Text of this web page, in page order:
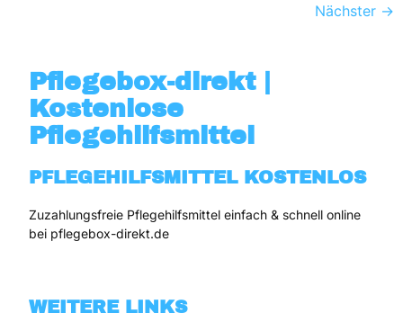
Nächster →
Pflegebox-direkt |
Kostenlose
Pflegehilfsmittel
PFLEGEHILFSMITTEL KOSTENLOS
Zuzahlungsfreie Pflegehilfsmittel einfach & schnell online
bei pflegebox-direkt.de
WEITERE LINKS